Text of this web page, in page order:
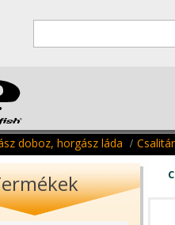
doboz, horgász láda